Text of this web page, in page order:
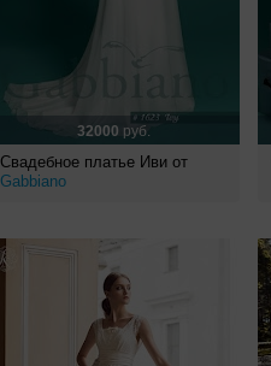
32000 руб.
Свадебное платье Иви от
Gabbiano